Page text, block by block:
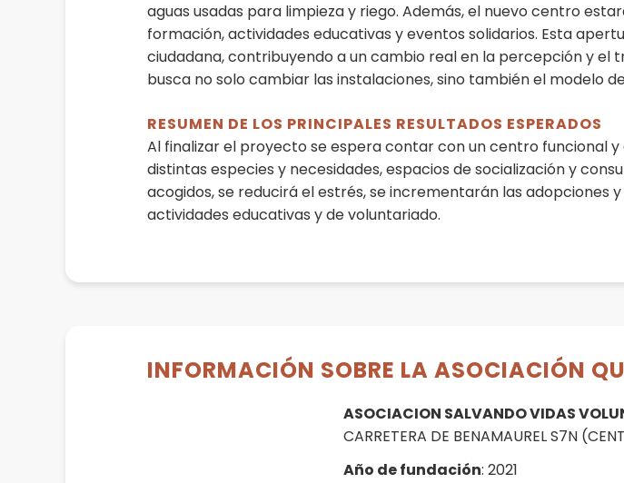
aguas usadas para limpieza y riego. Además, el nuevo centro
formación, actividades educativas y eventos solidarios. Esta
ciudadana, contribuyendo a un cambio real en la percepción y el
busca no solo cambiar las instalaciones, sino también el modelo
RESUMEN DE LOS PRINCIPALES RESULTADOS ESPERADOS
Al finalizar el proyecto se espera contar con un centro funcional
distintas especies y necesidades, espacios de socialización y
acogidos, se reducirá el estrés, se incrementarán las
actividades educativas y de voluntariado.
INFORMACIÓN SOBRE LA ASOCIACIÓN
ASOCIACION SALVANDO VIDAS
CARRETERA DE BENAMAUREL S7N
Año de fundación: 2021